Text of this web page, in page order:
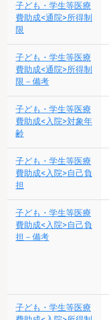
子ども・学生等医療
費助成<通院>所得制
限
子ども・学生等医療
費助成<通院>所得制
限－備考
子ども・学生等医療
費助成<入院>対象年
齢
子ども・学生等医療
費助成<入院>自己負
担
子ども・学生等医療
費助成<入院>自己負
担－備考
子ども・学生等医療